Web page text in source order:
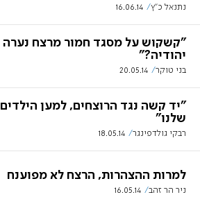
נתנאל כ"ץ 16.06.14
"קשקוש על מסגד חמור מרצח נערה
יהודיה?"
בני טוקר 20.05.14
"יד קשה נגד הרוצחים, למען הילדים
שלנו"
רבקי גולדפינגר 18.05.14
למרות ההצהרות, הרצח לא מפוענח
ניר הר זהב 16.05.14